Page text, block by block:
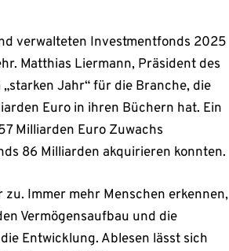
verwalteten Investmentfonds 2025
Matthias Liermann, Präsident des
Jahr“ für die Branche, die
Euro in ihren Büchern hat. Ein
Milliarden Euro Zuwachs
86 Milliarden akquirieren konnten.
Immer mehr Menschen erkennen,
Vermögensaufbau und die
Entwicklung. Ablesen lässt sich